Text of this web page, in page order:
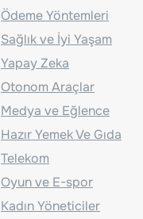
Ödeme Yöntemleri
Sağlık ve İyi Yaşam
Yapay Zeka
Otonom Araçlar
Medya ve Eğlence
Hazır Yemek Ve Gıda
Telekom
Oyun ve E-spor
Kadın Yöneticiler